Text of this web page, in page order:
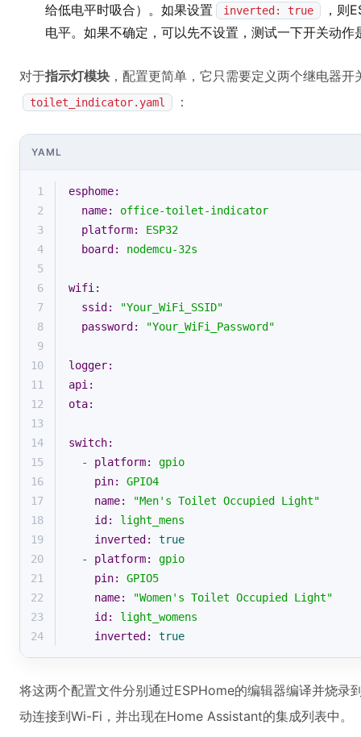
给低电平时吸合）。如果设置 inverted: true
，则
电平。如果不确定，可以先不设置，测试一下开关动作
对于指示灯模块 ，配置更简单，它只需要定义两个继电器
toilet_indicator.yaml ：
YAML
1
esphome:
2
name:
office-toilet-indicator
3
platform:
ESP32
4
board:
nodemcu-32s
5
6
wifi:
7
ssid:
"Your_WiFi_SSID"
8
password:
"Your_WiFi_Password"
9
10
logger:
11
api:
12
ota:
13
14
switch:
15
- platform:
gpio
16
pin:
GPIO4
17
name:
"Men's Toilet Occupied Light"
18
id:
light_mens
19
inverted:
true
20
- platform:
gpio
21
pin:
GPIO5
22
name:
"Women's Toilet Occupied Light"
23
id:
light_womens
24
inverted: true
将这两个配置文件分别通过ESPHome的编辑器编译并烧录
动连接到Wi-Fi，并出现在Home Assistant的集成列表中。